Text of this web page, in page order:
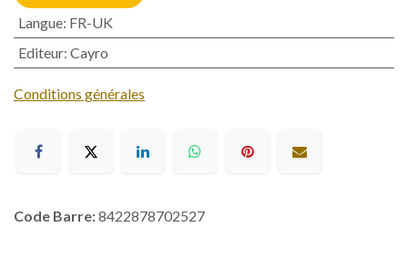
Langue: FR-UK
Editeur: Cayro
Conditions générales
Code Barre:8422878702527